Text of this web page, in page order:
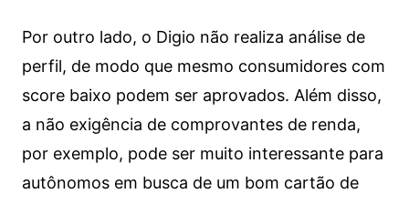
Por outro lado, o Digio não realiza análise de
perfil, de modo que mesmo consumidores com
score baixo podem ser aprovados. Além disso,
a não exigência de comprovantes de renda,
por exemplo, pode ser muito interessante para
autônomos em busca de um bom cartão de